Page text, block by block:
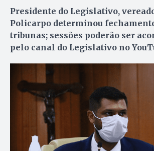
Presidente do Legislativo,
Policarpo determinou
tribunas; sessões poderão ser
pelo canal do Legislativo no